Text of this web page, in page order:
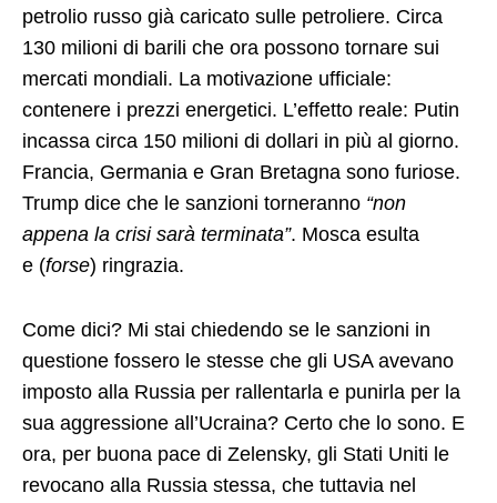
petrolio russo già caricato sulle petroliere. Circa
130 milioni di barili che ora possono tornare sui
mercati mondiali. La motivazione ufficiale:
contenere i prezzi energetici. L’effetto reale: Putin
incassa circa 150 milioni di dollari in più al giorno.
Francia, Germania e Gran Bretagna sono furiose.
Trump dice che le sanzioni torneranno “non
appena la crisi sarà terminata”. Mosca esulta
e (forse) ringrazia.
Come dici? Mi stai chiedendo se le sanzioni in
questione fossero le stesse che gli USA avevano
imposto alla Russia per rallentarla e punirla per la
sua aggressione all’Ucraina? Certo che lo sono. E
ora, per buona pace di Zelensky, gli Stati Uniti le
revocano alla Russia stessa, che tuttavia nel